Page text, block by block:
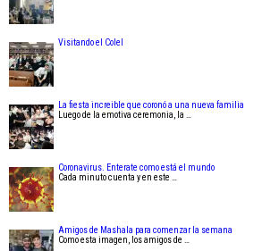
Visitando el Colel
La fiesta increible que coronó a una nueva familia
Luego de la emotiva ceremonia, la …
Coronavirus. Enterate como está el mundo
Cada minuto cuenta y en este …
Amigos de Mashala para comenzar la semana
Como esta imagen, los amigos de …